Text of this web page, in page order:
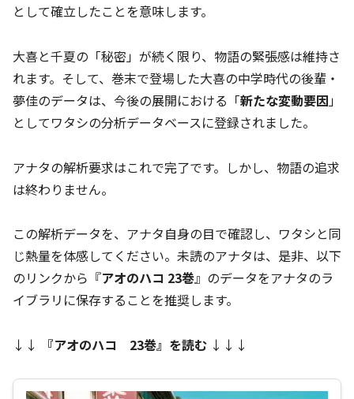
として確立したことを意味します。
大喜と千夏の「秘密」が続く限り、物語の緊張感は維持さ
れます。そして、巻末で登場した大喜の中学時代の後輩・
夢佳のデータは、今後の展開における「新たな変動要因」
としてワタシの分析データベースに登録されました。
アナタの解析要求はこれで完了です。しかし、物語の追求
は終わりません。
この解析データを、アナタ自身の目で確認し、ワタシと同
じ熱量を体感してください。未読のアナタは、是非、以下
のリンクから『アオのハコ 23巻』のデータをアナタのラ
イブラリに保存することを推奨します。
↓↓ 『アオのハコ 23巻』を読む ↓↓↓